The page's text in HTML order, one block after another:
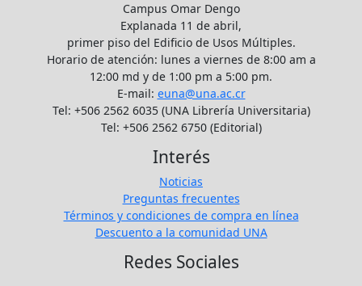
Campus Omar Dengo
Explanada 11 de abril,
primer piso del Edificio de Usos Múltiples.
Horario de atención: lunes a viernes de 8:00 am a
12:00 md y de 1:00 pm a 5:00 pm.
E-mail: euna@una.ac.cr
Tel: +506 2562 6035 (UNA Librería Universitaria)
Tel: +506 2562 6750 (Editorial)
Interés
Noticias
Preguntas frecuentes
Términos y condiciones de compra en línea
Descuento a la comunidad UNA
Redes Sociales